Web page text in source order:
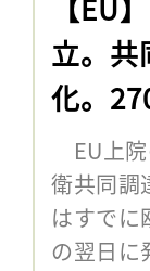
立。共
化。
EU上院
衛共同調
はすでに
の翌日